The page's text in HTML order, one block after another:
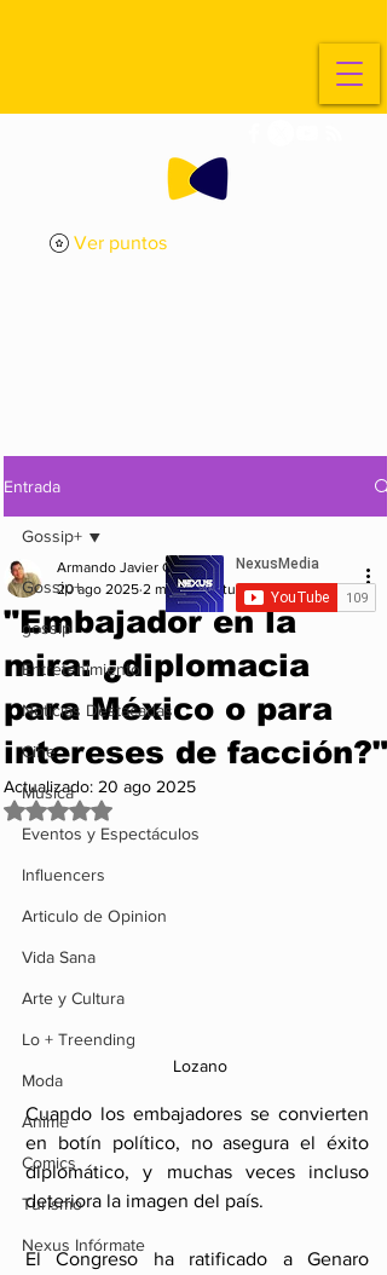
Ver puntos
Entrada
Gossip+
gossip
Entretenimiento
Noticias Destacadas
Cine
Musica
Eventos y Espectáculos
Influencers
Articulo de Opinion
Vida Sana
Arte y Cultura
Lo + Treending
Moda
Anime
Comics
Turismo
Nexus Infórmate
Gossip+
"Embajador en la
mira: ¿diplomacia
para México o para
intereses de facción?"
Armando Javier Garcia
20 ago 2025 2 min de lectura
Actualizado: 20 ago 2025
Obtuvo NaN de 5 estrellas.
Lozano
Cuando los embajadores se convierten
en botín político, no asegura el éxito
diplomático, y muchas veces incluso
deteriora la imagen del país.
El Congreso ha ratificado a Genaro